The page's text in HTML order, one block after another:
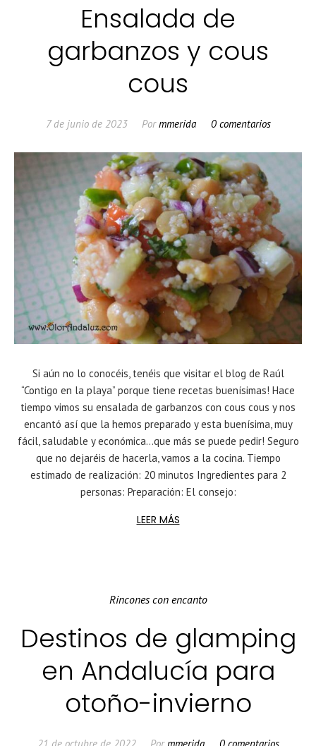
Ensalada de
garbanzos y cous
cous
7 de junio de 2023 Pormmerida 0 comentarios
Si aún no lo conocéis, tenéis que visitar el blog de Raúl
“Contigo en la playa” porque tiene recetas buenísimas! Hace
tiempo vimos su ensalada de garbanzos con cous cous y nos
encantó así que la hemos preparado y esta buenísima, muy
fácil, saludable y económica…que más se puede pedir! Seguro
que no dejaréis de hacerla, vamos a la cocina. Tiempo
estimado de realización: 20 minutos Ingredientes para 2
personas: Preparación: El consejo:
LEER MÁS
Rincones con encanto
Destinos de glamping
en Andalucía para
otoño-invierno